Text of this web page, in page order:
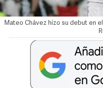
Mateo Chávez hizo su debut en